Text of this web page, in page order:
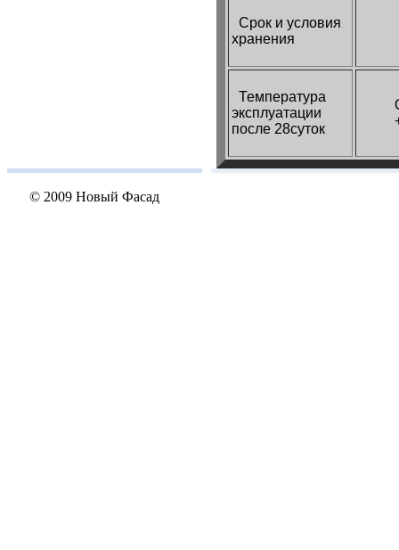
Срок и условия
хранения
Температура
эксплуатации
после 28суток
© 2009 Новый Фасад